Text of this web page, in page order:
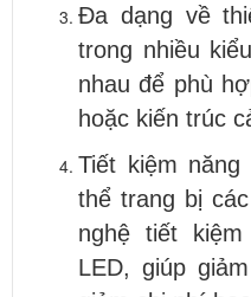
Đa dạng về
trong nhiều
nhau để phù
hoặc kiến trúc
Tiết kiệm
thể trang bị
nghệ tiết
LED, giúp